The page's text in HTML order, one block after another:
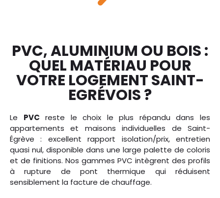
PVC, ALUMINIUM OU BOIS :
QUEL MATÉRIAU POUR
VOTRE LOGEMENT SAINT-
EGRÉVOIS ?
Le PVC reste le choix le plus répandu dans les
appartements et maisons individuelles de Saint-
Égrève : excellent rapport isolation/prix, entretien
quasi nul, disponible dans une large palette de coloris
et de finitions. Nos gammes PVC intègrent des profils
à rupture de pont thermique qui réduisent
sensiblement la facture de chauffage.